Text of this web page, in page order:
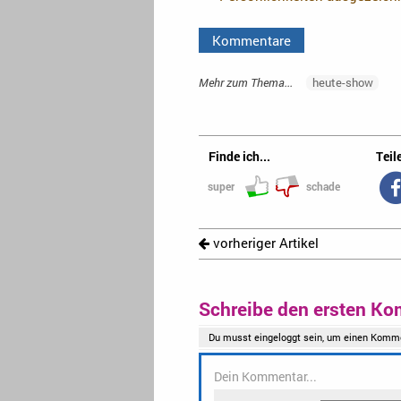
Kommentare
Mehr zum Thema... heute-show
Finde ich...
super schade
vorheriger Artikel
Schreibe den ersten